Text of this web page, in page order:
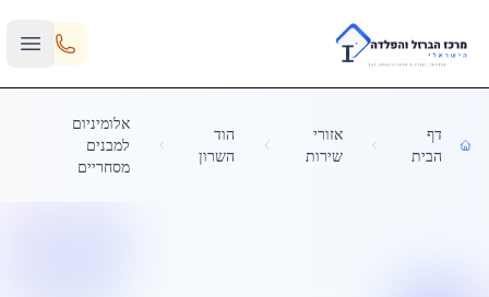
Skip to main content
דף
הבית
אזורי
שירות
הוד
השרון
אלומיניום
למבנים
מסחריים